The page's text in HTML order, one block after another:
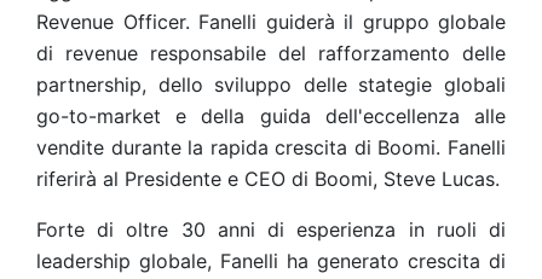
Revenue Officer. Fanelli guiderà il gruppo globale
di revenue responsabile del rafforzamento delle
partnership, dello sviluppo delle stategie globali
go-to-market e della guida dell'eccellenza alle
vendite durante la rapida crescita di Boomi. Fanelli
riferirà al Presidente e CEO di Boomi, Steve Lucas.
Forte di oltre 30 anni di esperienza in ruoli di
leadership globale, Fanelli ha generato crescita di